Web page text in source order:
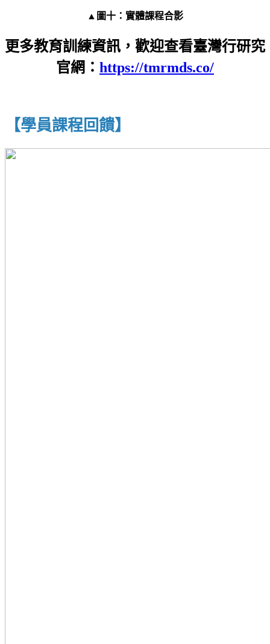
▲圖十：實體課程合影
更多教育訓練資訊，歡迎查看臺灣行研究
官網： https://tmrmds.co/
【學員課程回饋】